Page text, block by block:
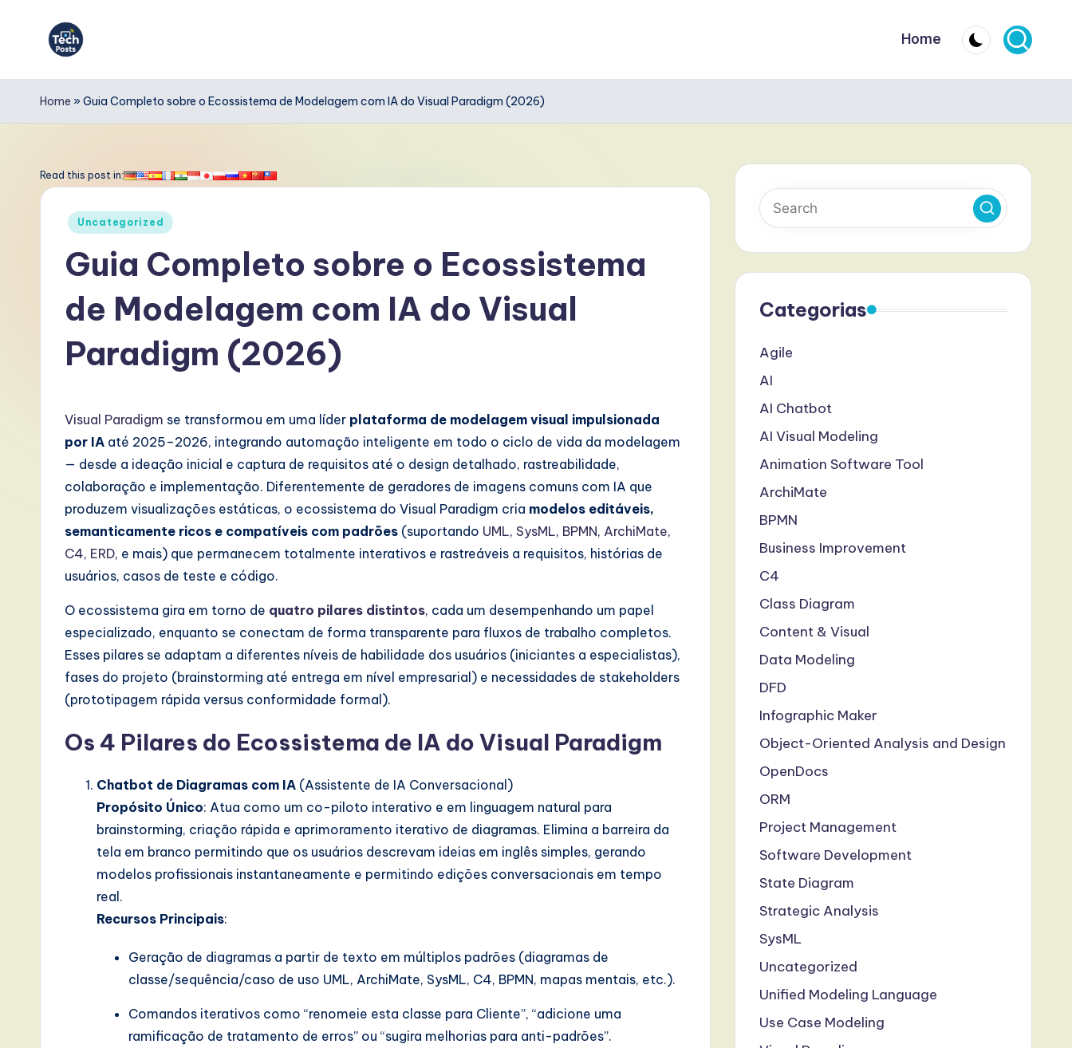
T
e
h
rt
Home
Home » Guia Completo sobre o Ecossistema de Modelagem com IA do Visual Paradigm (2026)
Read this post in:
Posted
Uncategorized
Guia Completo sobre o Ecossistema
de Modelagem com IA do Visual
Paradigm (2026)
Visual Paradigm se transformou em uma líder plataforma de modelagem visual impulsionada
por IA até 2025–2026, integrando automação inteligente em todo o ciclo de vida da modelagem
— desde a ideação inicial e captura de requisitos até o design detalhado, rastreabilidade,
colaboração e implementação. Diferentemente de geradores de imagens comuns com IA que
produzem visualizações estáticas, o ecossistema do Visual Paradigm cria modelos editáveis,
semanticamente ricos e compatíveis com padrões (suportando UML, SysML, BPMN, ArchiMate,
C4, ERD, e mais) que permanecem totalmente interativos e rastreáveis a requisitos, histórias de
usuários, casos de teste e código.
O ecossistema gira em torno de quatro pilares distintos, cada um desempenhando um papel
especializado, enquanto se conectam de forma transparente para fluxos de trabalho completos.
Esses pilares se adaptam a diferentes níveis de habilidade dos usuários (iniciantes a especialistas),
fases do projeto (brainstorming até entrega em nível empresarial) e necessidades de stakeholders
(prototipagem rápida versus conformidade formal).
Os 4 Pilares do Ecossistema de IA do Visual Paradigm
Chatbot de Diagramas com IA (Assistente de IA Conversacional)
Propósito Único: Atua como um co-piloto interativo e em linguagem natural para
brainstorming, criação rápida e aprimoramento iterativo de diagramas. Elimina a barreira da
tela em branco permitindo que os usuários descrevam ideias em inglês simples, gerando
modelos profissionais instantaneamente e permitindo edições conversacionais em tempo
real.
Recursos Principais:
Geração de diagramas a partir de texto em múltiplos padrões (diagramas de
classe/sequência/caso de uso UML, ArchiMate, SysML, C4, BPMN, mapas mentais, etc.).
Comandos iterativos como “renomeie esta classe para Cliente”, “adicione uma
ramificação de tratamento de erros” ou “sugira melhorias para anti-padrões”.
Categorias
Agile
AI
AI Chatbot
AI Visual Modeling
Animation Software Tool
ArchiMate
BPMN
Business Improvement
C4
Class Diagram
Content & Visual
Data Modeling
DFD
Infographic Maker
Object-Oriented Analysis and Design
OpenDocs
ORM
Project Management
Software Development
State Diagram
Strategic Analysis
SysML
Uncategorized
Unified Modeling Language
Use Case Modeling